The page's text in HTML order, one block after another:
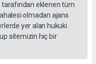
tarafından eklenen tüm
olmadan ajans
yer alan hukuki
sitemizin hiç bir